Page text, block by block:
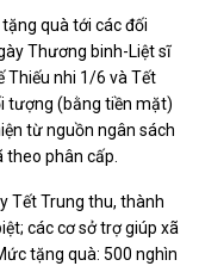
quà tới các đối
Thương binh-Liệt sĩ
Thiếu nhi 1/6 và Tết
tượng (bằng tiền mặt)
từ nguồn ngân sách
theo phân cấp.
Tết Trung thu, thành
các cơ sở trợ giúp xã
tặng quà: 500 nghìn